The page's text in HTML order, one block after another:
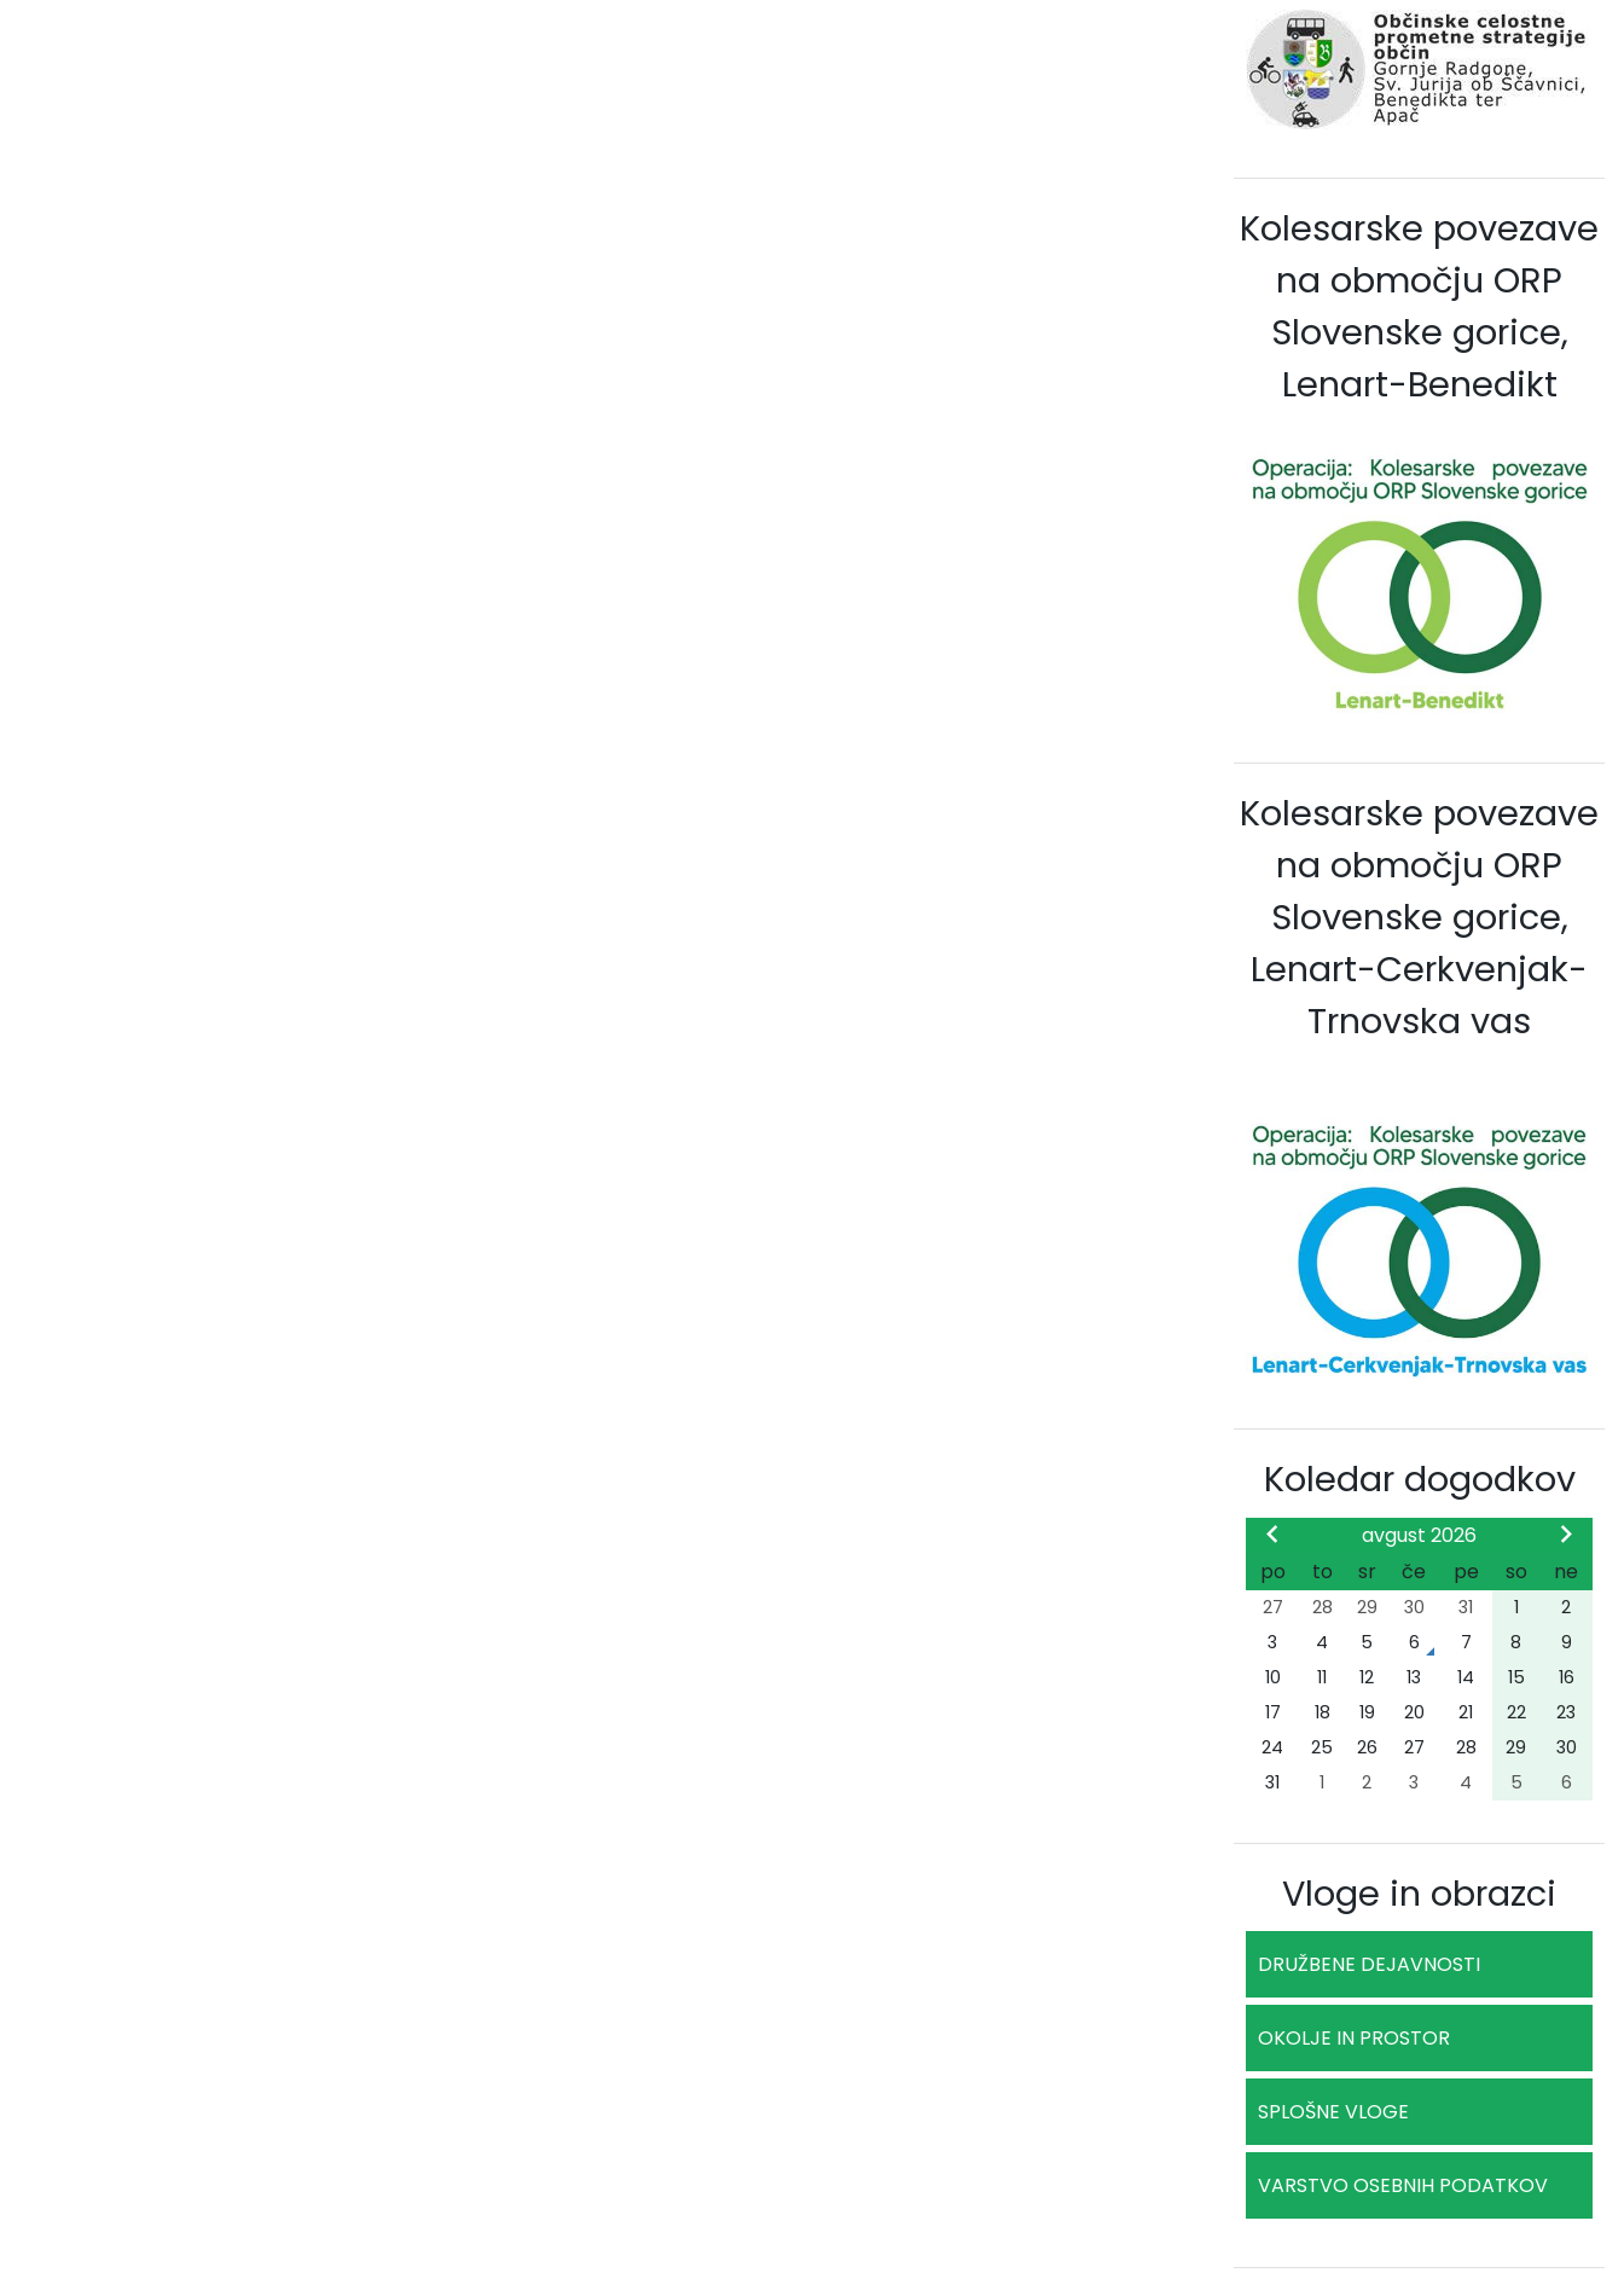
Kolesarske povezave
na območju ORP
Slovenske gorice,
Lenart-Benedikt
Kolesarske povezave
na območju ORP
Slovenske gorice,
Lenart-Cerkvenjak-
Trnovska vas
Koledar dogodkov
avgust 2026
po
to sr če pe so ne
27 28 29 30 31 1
2
3
4 5 6 7 8
9
10
11 12 13 14 15
16
17
18 19 20 21 22
23
24
25 26 27 28 29
30
31
1 2 3 4 5 6
Vloge in obrazci
DRUŽBENE DEJAVNOSTI
OKOLJE IN PROSTOR
SPLOŠNE VLOGE
VARSTVO OSEBNIH PODATKOV